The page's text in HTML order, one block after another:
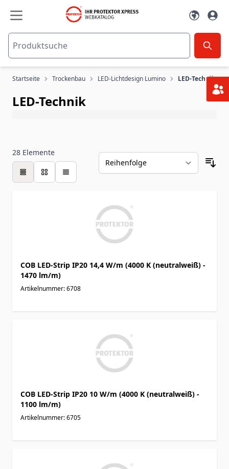
Zum Inhalt springen
Startseite Trockenbau LED-Lichtdesign Lumino LED-Technik
LED-Technik
28 Elemente
Tabelle
COB LED-Strip IP20 14,4 W/m (4000 K (neutralweiß) -
1470 lm/m)
Artikelnummer: 6708
COB LED-Strip IP20 10 W/m (4000 K (neutralweiß) -
1100 lm/m)
Artikelnummer: 6705